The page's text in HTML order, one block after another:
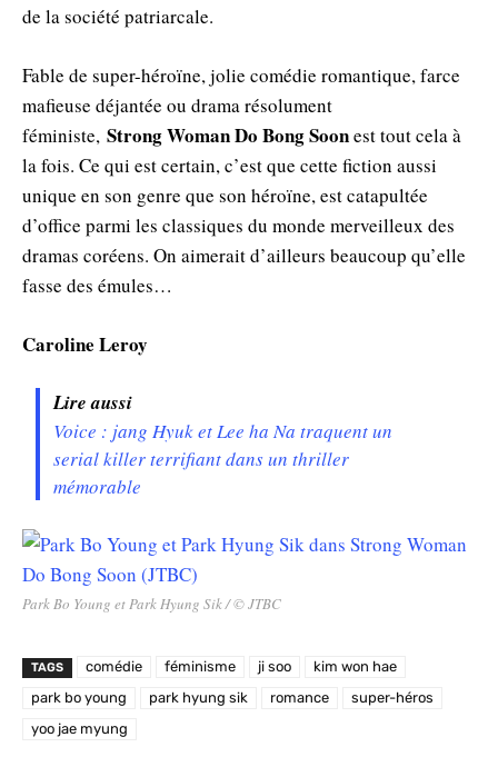
de la société patriarcale.
Fable de super-héroïne, jolie comédie romantique, farce
mafieuse déjantée ou drama résolument
féministe, Strong Woman Do Bong Soonest tout cela à
la fois. Ce qui est certain, c’est que cette fiction aussi
unique en son genre que son héroïne, est catapultée
d’office parmi les classiques du monde merveilleux des
dramas coréens. On aimerait d’ailleurs beaucoup qu’elle
fasse des émules…
Caroline Leroy
Lire aussi
Voice : jang Hyuk et Lee ha Na traquent un
serial killer terrifiant dans un thriller
mémorable
Park Bo Young et Park Hyung Sik / © JTBC
TAGS comédie féminisme ji soo
kim won hae
park bo young
park hyung sik romance
super-héros
yoo jae myung